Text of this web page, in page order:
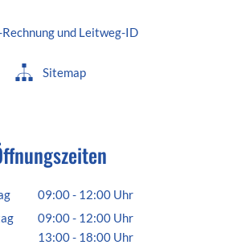
Rechnung und Leitweg-ID
Sitemap
09:00- 12:00Uhr
Von 09:00 bis 12:00 Uhr
09:00- 12:00Uhr
Von 09:00 bis 12:00 Uhr
13:00- 18:00Uhr